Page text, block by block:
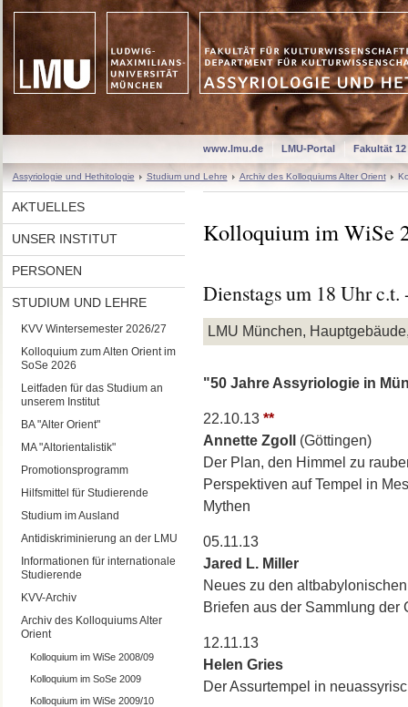
www.lmu.de LMU-Portal Fakultät 12
Assyriologie und Hethitologie Studium und Lehre Archiv des Kolloquiums Alter Orient
AKTUELLES
UNSER INSTITUT
PERSONEN
STUDIUM UND LEHRE
KVV Wintersemester 2026/27
Kolloquium zum Alten Orient im
SoSe 2026
Leitfaden für das Studium an
unserem Institut
BA "Alter Orient"
MA "Altorientalistik"
Promotionsprogramm
Hilfsmittel für Studierende
Studium im Ausland
Antidiskriminierung an der LMU
Informationen für internationale
Studierende
KVV-Archiv
Archiv des Kolloquiums Alter
Orient
Kolloquium im WiSe 2008/09
Kolloquium im SoSe 2009
Kolloquium im WiSe 2009/10
Kolloquium im WiSe
Dienstags um 18 Uhr c.t.
LMU München,
"50 Jahre Assyriologie in
22.10.13**
Annette Zgoll
(Göttingen)
Der Plan, den Himmel zu
Perspektiven auf Tempel in
Mythen
05.11.13
Jared L. Miller
Neues zu den
Briefen aus der Sammlung der
12.11.13
Helen Gries
Der Assurtempel in